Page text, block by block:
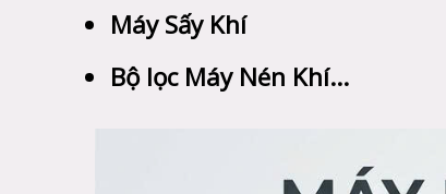
Máy Sấy Khí
Bộ lọc Máy Nén Khí…